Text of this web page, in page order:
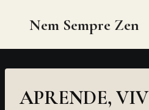
Nem Sempre Zen
APRENDE,